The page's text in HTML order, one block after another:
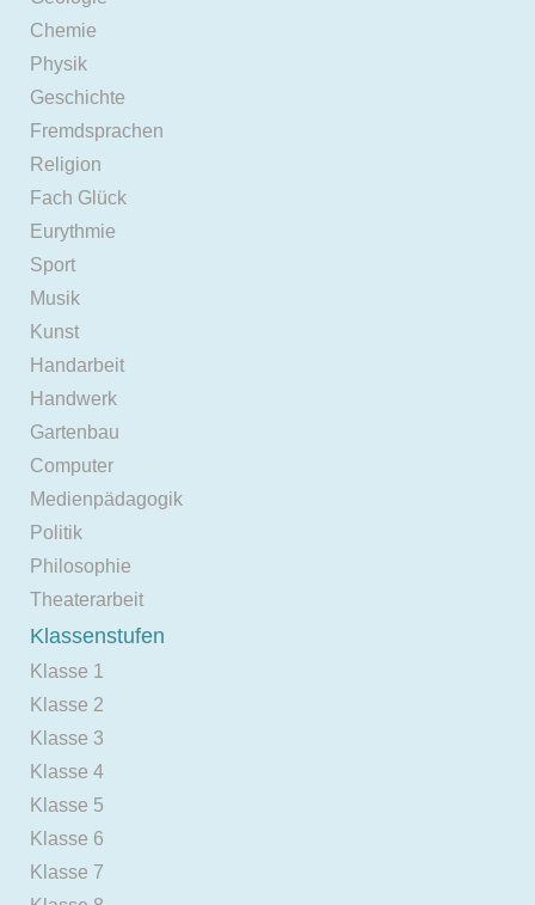
Chemie
Physik
Geschichte
Fremdsprachen
Religion
Fach Glück
Eurythmie
Sport
Musik
Kunst
Handarbeit
Handwerk
Gartenbau
Computer
Medienpädagogik
Politik
Philosophie
Theaterarbeit
Klassenstufen
Klasse 1
Klasse 2
Klasse 3
Klasse 4
Klasse 5
Klasse 6
Klasse 7